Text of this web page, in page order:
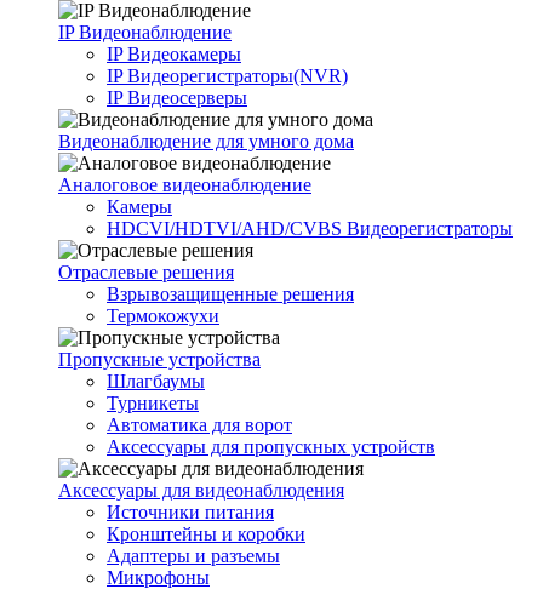
IP Видеонаблюдение
IP Видеокамеры
IP Видеорегистраторы(NVR)
IP Видеосерверы
Видеонаблюдение для умного дома
Аналоговое видеонаблюдение
Камеры
HDCVI/HDTVI/AHD/CVBS Видеорегистраторы
Отраслевые решения
Взрывозащищенные решения
Термокожухи
Пропускные устройства
Шлагбаумы
Турникеты
Автоматика для ворот
Аксессуары для пропускных устройств
Аксессуары для видеонаблюдения
Источники питания
Кронштейны и коробки
Адаптеры и разъемы
Микрофоны